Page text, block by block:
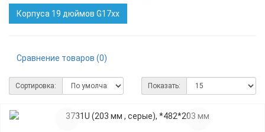
Корпуса 19 дюймов G17xx
Сравнение товаров (0)
Сортировка: Показать: